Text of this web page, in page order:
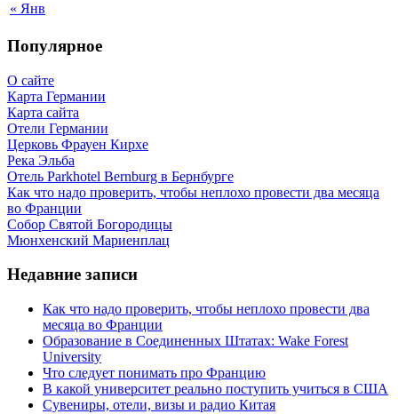
« Янв
Популярное
О сайте
Карта Германии
Карта сайта
Отели Германии
Церковь Фрауен Кирхе
Река Эльба
Отель Parkhotel Bernburg в Бернбурге
Как что надо проверить, чтобы неплохо провести два месяца
во Франции
Собор Святой Богородицы
Мюнхенский Мариенплац
Недавние записи
Как что надо проверить, чтобы неплохо провести два
месяца во Франции
Образование в Соединенных Штатах: Wake Forest
University
Что следует понимать про Францию
В какой университет реально поступить учиться в США
Сувениры, отели, визы и радио Китая